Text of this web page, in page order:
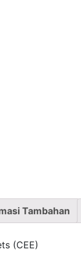
Tambahan
(CEE)